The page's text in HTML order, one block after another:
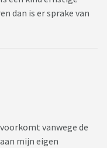
dan is er sprake van
vanwege de
mijn eigen